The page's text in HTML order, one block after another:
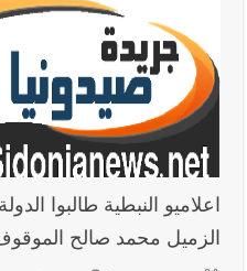
اللبناني خلال عملها في
العسكريين
أخبار لبنان
بسام طليس : نرفض
المحروقات تحت شعار حماية
معاناة المواطنين
أخبار لبنان الرئيس بري يدعو الى جلسة
اعلاميو النبطية طالبوا
الزميل محمد صالح